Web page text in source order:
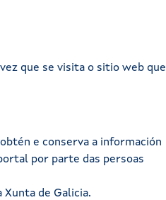
que se visita o sitio web que
e conserva a información
por parte das persoas
de Galicia.